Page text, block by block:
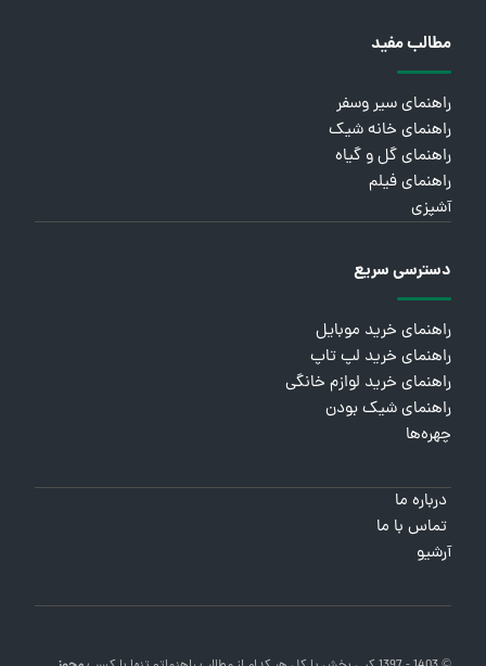
مطالب مفید
راهنمای سیر وسفر
راهنمای خانه شیک
راهنمای گل و گیاه
راهنمای فیلم
آشپزی
دسترسی سریع
راهنمای خرید موبایل
راهنمای خرید لپ تاپ
راهنمای خرید لوازم خانگی
راهنمای شیک بودن
چهره‌ها
درباره ما
تماس با ما
آرشیو